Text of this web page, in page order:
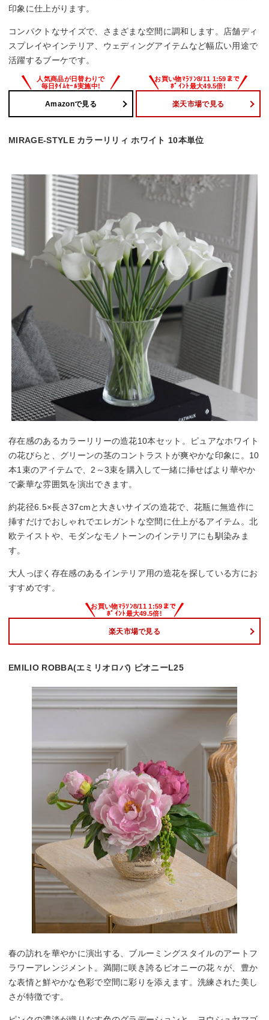
印象に仕上がります。
コンパクトなサイズで、さまざまな空間に調和します。店舗ディ
スプレイやインテリア、ウェディングアイテムなど幅広い用途で
活躍するブーケです。
Amazonで見る 楽天市場で見る
MIRAGE-STYLE カラーリリィ ホワイト 10本単位
存在感のあるカラーリリーの造花10本セット。ピュアなホワイト
の花びらと、グリーンの茎のコントラストが爽やかな印象に。10
本1束のアイテムで、2～3束を購入して一緒に挿せばより華やか
で豪華な雰囲気を演出できます。
約花径6.5×長さ37cmと大きいサイズの造花で、花瓶に無造作に
挿すだけでおしゃれでエレガントな空間に仕上がるアイテム。北
欧テイストや、モダンなモノトーンのインテリアにも馴染みま
す。
大人っぽく存在感のあるインテリア用の造花を探している方にお
すすめです。
楽天市場で見る
EMILIO ROBBA(エミリオロバ) ピオニーL25
春の訪れを華やかに演出する、ブルーミングスタイルのアートフ
ラワーアレンジメント。満開に咲き誇るピオニーの花々が、豊か
な表情と鮮やかな色彩で空間に彩りを添えます。洗練された美し
さが特徴です。